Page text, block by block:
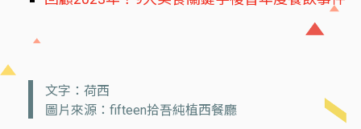
文字：荷西
圖片來源：fifteen拾吾純植西餐廳